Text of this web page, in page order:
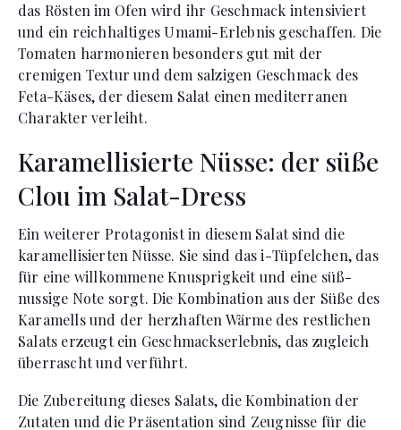
das Rösten im Ofen wird ihr Geschmack intensiviert
und ein reichhaltiges Umami-Erlebnis geschaffen. Die
Tomaten harmonieren besonders gut mit der
cremigen Textur und dem salzigen Geschmack des
Feta-Käses, der diesem Salat einen mediterranen
Charakter verleiht.
Karamellisierte Nüsse: der süße
Clou im Salat-Dress
Ein weiterer Protagonist in diesem Salat sind die
karamellisierten Nüsse. Sie sind das i-Tüpfelchen, das
für eine willkommene Knusprigkeit und eine süß-
nussige Note sorgt. Die Kombination aus der Süße des
Karamells und der herzhaften Wärme des restlichen
Salats erzeugt ein Geschmackserlebnis, das zugleich
überrascht und verführt.
Die Zubereitung dieses Salats, die Kombination der
Zutaten und die Präsentation sind Zeugnisse für die